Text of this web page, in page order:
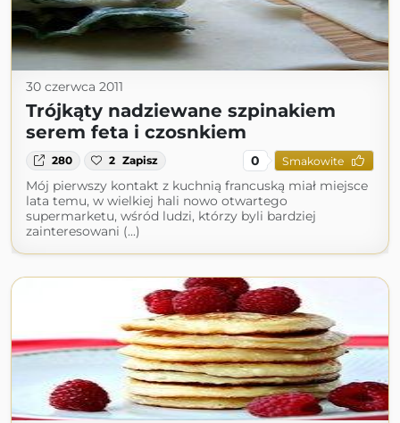
30 czerwca 2011
Trójkąty nadziewane szpinakiem
serem feta i czosnkiem
280 2 Zapisz 0 Smakowite
Mój pierwszy kontakt z kuchnią francuską miał miejsce
lata temu, w wielkiej hali nowo otwartego
supermarketu, wśród ludzi, którzy byli bardziej
zainteresowani (...)